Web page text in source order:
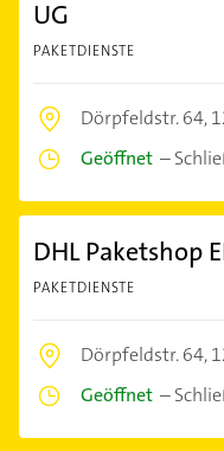
UG
PAKETDIENSTE
Dörpfeldstr. 64,
Geöffnet –
DHL Paketshop
PAKETDIENSTE
Dörpfeldstr. 64,
Geöffnet –